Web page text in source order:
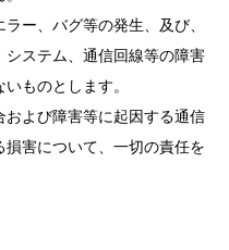
ー、バグ等の発生、及び、
ステム、通信回線等の障害
ものとします。
よび障害等に起因する通信
害について、一切の責任を